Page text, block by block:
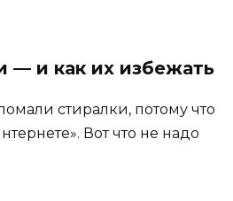
— и как их избежать
стиралки, потому что
Вот что не надо